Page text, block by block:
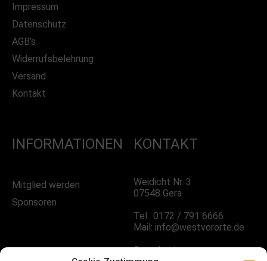
Impressum
Datenschutz
AGB’s
Widerrufsbelehrung
Versand
Kontakt
INFORMATIONEN
Mitglied werden
Sponsoren
KONTAKT
Weidicht Nr. 3
07548 Gera
Tel.: 0172 / 791 6666
Mail: info@westvororte.de
Sprechzeiten: